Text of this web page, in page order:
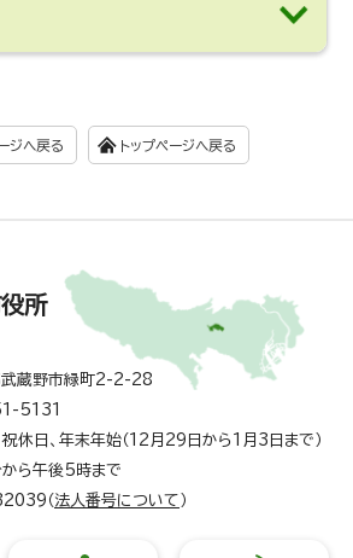
ジへ戻る トップページへ戻る
所
蔵野市緑町2-2-28
5131
祝休日、年末年始（12月29日から1月3日まで）
ら午後5時まで
（ 法人番号について ）